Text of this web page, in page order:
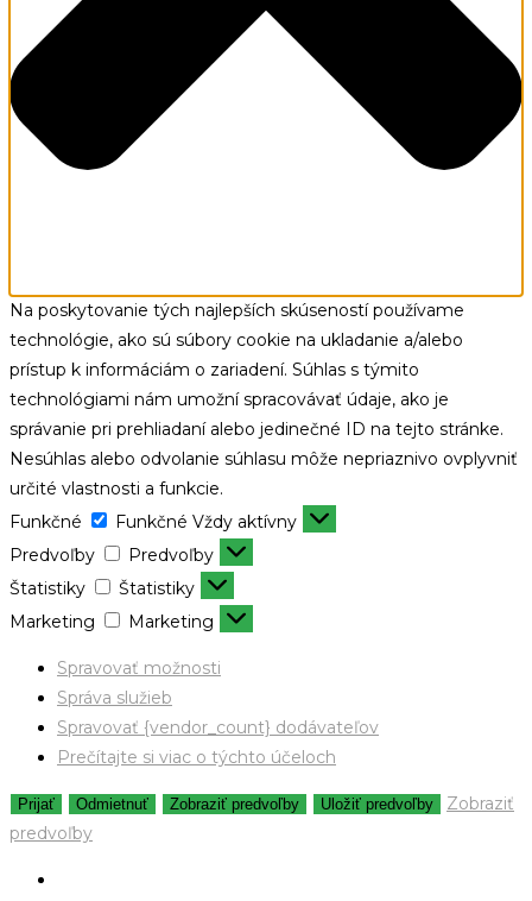
Na poskytovanie tých najlepších skúseností používame
technológie, ako sú súbory cookie na ukladanie a/alebo
prístup k informáciám o zariadení. Súhlas s týmito
technológiami nám umožní spracovávať údaje, ako je
správanie pri prehliadaní alebo jedinečné ID na tejto stránke.
Nesúhlas alebo odvolanie súhlasu môže nepriaznivo ovplyvniť
určité vlastnosti a funkcie.
Funkčné
Funkčné Vždy aktívny
Predvoľby
Predvoľby
Štatistiky
Štatistiky
Marketing
Marketing
Spravovať možnosti
Správa služieb
Spravovať {vendor_count} dodávateľov
Prečítajte si viac o týchto účeloch
Prijať Odmietnuť Zobraziť predvoľby Uložiť predvoľby
Zobraziť
predvoľby